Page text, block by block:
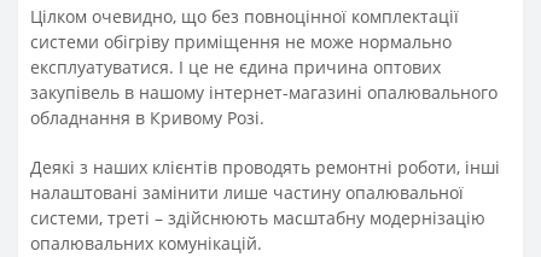
Цілком очевидно, що без повноцінної комплектації
системи обігріву приміщення не може нормально
експлуатуватися. І це не єдина причина оптових
закупівель в нашому інтернет-магазині опалювального
обладнання в Кривому Розі.
Деякі з наших клієнтів проводять ремонтні роботи, інші
налаштовані замінити лише частину опалювальної
системи, треті – здійснюють масштабну модернізацію
опалювальних комунікацій.